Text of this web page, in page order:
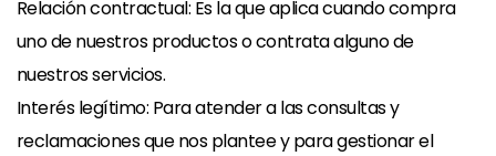
Relación contractual: Es la que aplica cuando compra
uno de nuestros productos o contrata alguno de
nuestros servicios.
Interés legítimo: Para atender a las consultas y
reclamaciones que nos plantee y para gestionar el